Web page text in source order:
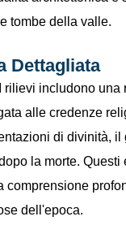
tombe della valle.
Dettagliata
rilievi includono una
alle credenze
di divinità, il
la morte. Questi
comprensione
dell'epoca.